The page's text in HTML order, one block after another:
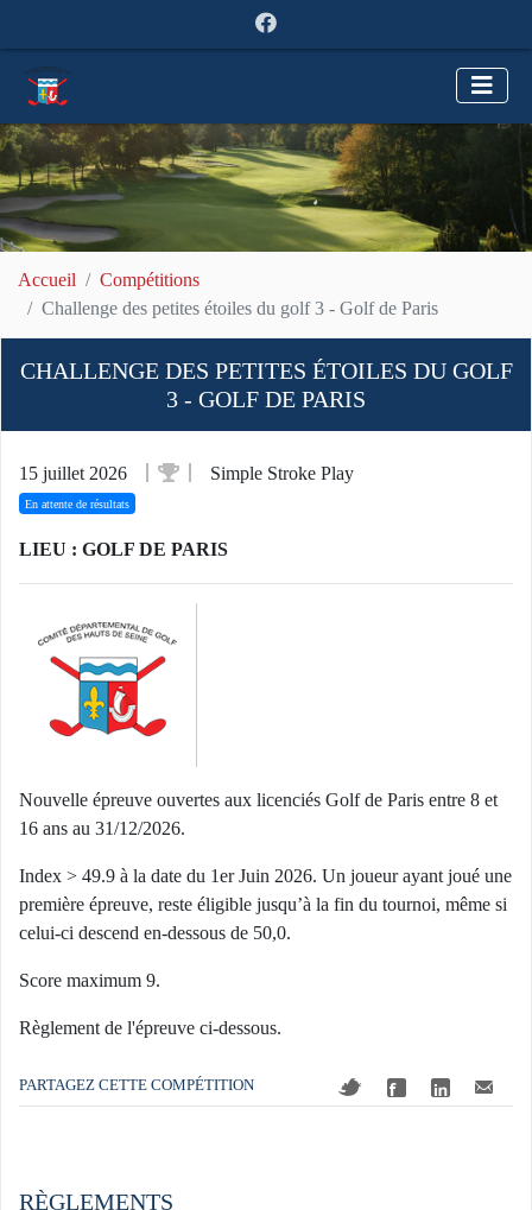
Accueil
Compétitions
Challenge des petites étoiles du golf 3 - Golf de Paris
CHALLENGE DES PETITES ÉTOILES DU GOLF
3 - GOLF DE PARIS
15 juillet 2026 Simple Stroke Play
En attente de résultats
LIEU : GOLF DE PARIS
Nouvelle épreuve ouvertes aux licenciés Golf de Paris entre 8 et
16 ans au 31/12/2026.
Index > 49.9 à la date du 1er Juin 2026. Un joueur ayant joué une
première épreuve, reste éligible jusqu’à la fin du tournoi, même si
celui-ci descend en-dessous de 50,0.
Score maximum 9.
Règlement de l'épreuve ci-dessous.
PARTAGEZ CETTE COMPÉTITION
RÈGLEMENTS